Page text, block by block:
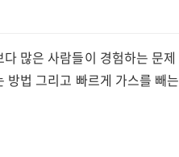
많은 사람들이 경험하는 문제
방법 그리고 빠르게 가스를 빼는